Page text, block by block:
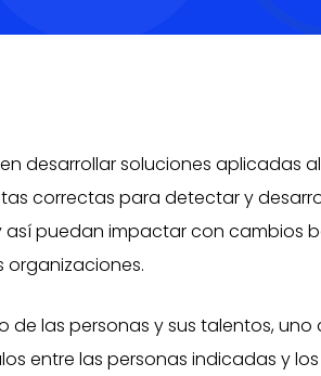
desarrollar soluciones aplicadas
correctas para detectar y
puedan impactar con cambios
organizaciones.
de las personas y sus talentos, uno
entre las personas indicadas y